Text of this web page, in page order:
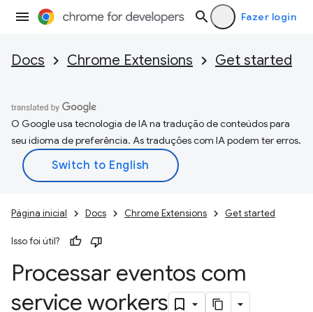
Fazer login
Docs Chrome Extensions Get started
O Google usa tecnologia de IA na tradução de conteúdos para
seu idioma de preferência. As traduções com IA podem ter erros.
Página inicial Docs Chrome Extensions Get started
Isso foi útil?
Processar eventos com
service workers